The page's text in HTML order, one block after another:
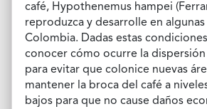
café, Hypothenemus hampei
reproduzca y desarrolle en
Colombia. Dadas estas
conocer cómo ocurre la
para evitar que colonice nuevas
mantener la broca del café a
bajos para que no cause daños